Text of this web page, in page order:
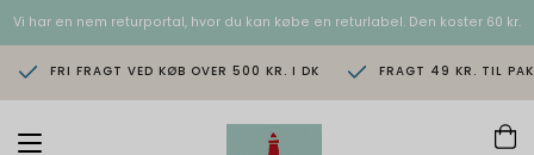
Vi har en nem returportal, hvor du kan købe en returlabel. Den koster 60 kr.
FRI FRAGT VED KØB OVER 500 KR. I DK FRAGT 49 KR. TIL
T